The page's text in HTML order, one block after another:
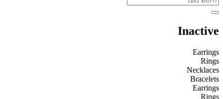
Inactive
Earrings
Rings
Necklaces
Bracelets
Earrings
Rings